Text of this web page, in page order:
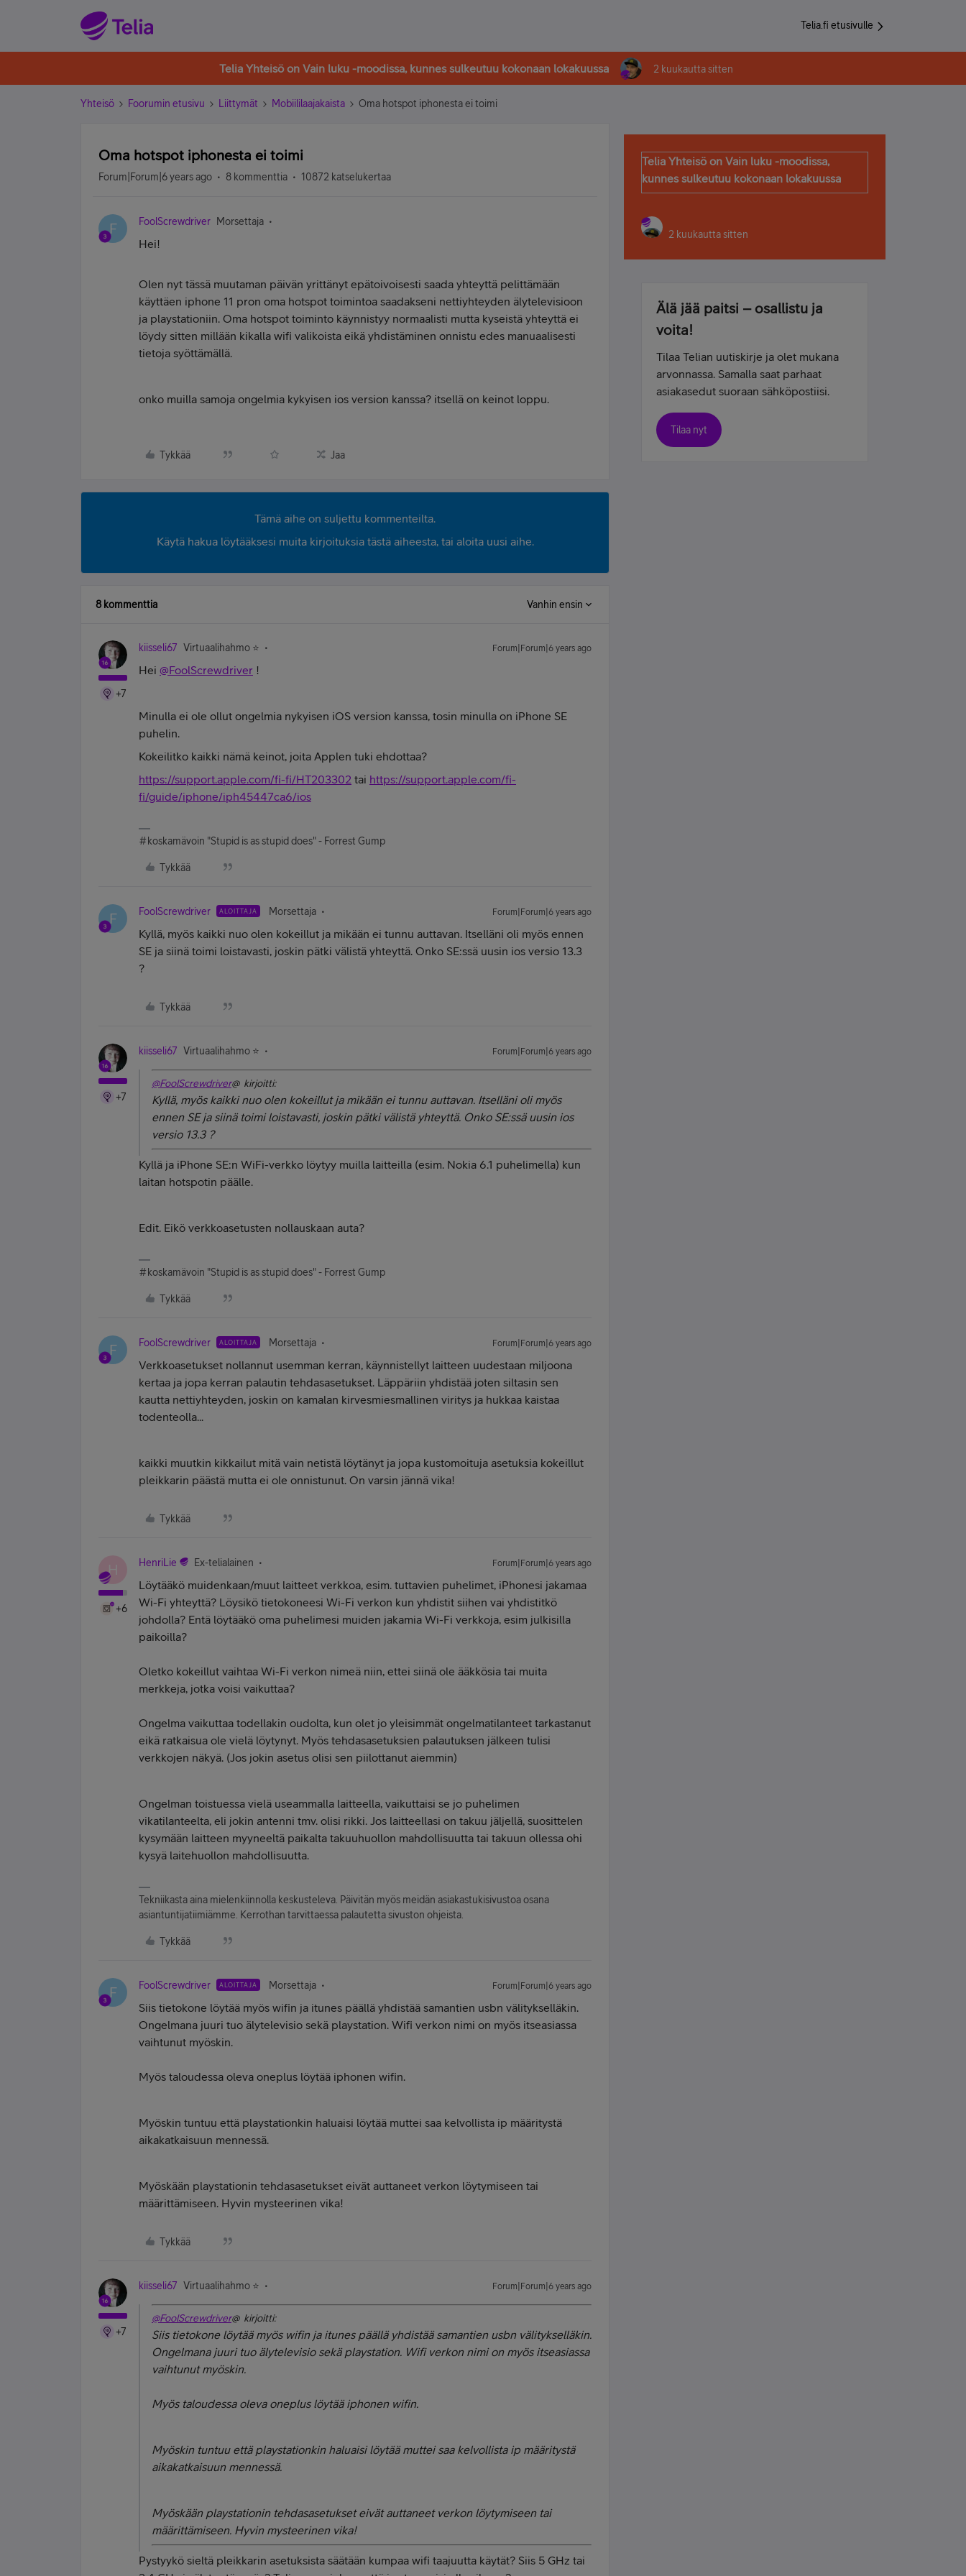
Telia.fi etusivulle
Telia Yhteisö on Vain luku -moodissa, kunnes sulkeutuu kokonaan lokakuussa 2 kuukautta sitten
Yhteisö Foorumin etusivu Liittymät Mobiililaajakaista Oma hotspot iphonesta ei toimi
Oma hotspot iphonesta ei toimi
Forum|Forum|6 years ago 8 kommenttia 10872 katselukertaa
F FoolScrewdriver Morsettaja
Hei!
Olen nyt tässä muutaman päivän yrittänyt epätoivoisesti saada yhteyttä pelittämään
käyttäen iphone 11 pron oma hotspot toimintoa saadakseni nettiyhteyden älytelevisioon
ja playstationiin. Oma hotspot toiminto käynnistyy normaalisti mutta kyseistä yhteyttä ei
löydy sitten millään kikalla wifi valikoista eikä yhdistäminen onnistu edes manuaalisesti
tietoja syöttämällä.
onko muilla samoja ongelmia kykyisen ios version kanssa? itsellä on keinot loppu.
Tykkää Jaa
Tämä aihe on suljettu kommenteilta.
Käytä hakua löytääksesi muita kirjoituksia tästä aiheesta, tai aloita uusi aihe.
8 kommenttia Vanhin ensin
+7
kiisseli67 Virtuaalihahmo ⭐️ Forum|Forum|6 years ago
Hei @FoolScrewdriver !
Minulla ei ole ollut ongelmia nykyisen iOS version kanssa, tosin minulla on iPhone SE
puhelin.
Kokeilitko kaikki nämä keinot, joita Applen tuki ehdottaa?
https://support.apple.com/fi-fi/HT203302 tai https://support.apple.com/fi-
fi/guide/iphone/iph45447ca6/ios
#koskamävoin "Stupid is as stupid does" - Forrest Gump
Tykkää
F FoolScrewdriver ALOITTAJA Morsettaja Forum|Forum|6 years ago
Kyllä, myös kaikki nuo olen kokeillut ja mikään ei tunnu auttavan. Itselläni oli myös ennen
SE ja siinä toimi loistavasti, joskin pätki välistä yhteyttä. Onko SE:ssä uusin ios versio 13.3
?
Tykkää
+7
kiisseli67 Virtuaalihahmo ⭐️ Forum|Forum|6 years ago
@FoolScrewdriver@ kirjoitti:
Kyllä, myös kaikki nuo olen kokeillut ja mikään ei tunnu auttavan. Itselläni oli myös
ennen SE ja siinä toimi loistavasti, joskin pätki välistä yhteyttä. Onko SE:ssä uusin ios
versio 13.3 ?
Kyllä ja iPhone SE:n WiFi-verkko löytyy muilla laitteilla (esim. Nokia 6.1 puhelimella) kun
laitan hotspotin päälle.
Edit. Eikö verkkoasetusten nollauskaan auta?
#koskamävoin "Stupid is as stupid does" - Forrest Gump
Tykkää
F FoolScrewdriver ALOITTAJA Morsettaja Forum|Forum|6 years ago
Verkkoasetukset nollannut usemman kerran, käynnistellyt laitteen uudestaan miljoona
kertaa ja jopa kerran palautin tehdasasetukset. Läppäriin yhdistää joten siltasin sen
kautta nettiyhteyden, joskin on kamalan kirvesmiesmallinen viritys ja hukkaa kaistaa
todenteolla...
kaikki muutkin kikkailut mitä vain netistä löytänyt ja jopa kustomoituja asetuksia kokeillut
pleikkarin päästä mutta ei ole onnistunut. On varsin jännä vika!
Tykkää
H
+6
HenriLie Ex-telialainen Forum|Forum|6 years ago
Löytääkö muidenkaan/muut laitteet verkkoa, esim. tuttavien puhelimet, iPhonesi jakamaa
Wi-Fi yhteyttä? Löysikö tietokoneesi Wi-Fi verkon kun yhdistit siihen vai yhdistitkö
johdolla? Entä löytääkö oma puhelimesi muiden jakamia Wi-Fi verkkoja, esim julkisilla
paikoilla?
Oletko kokeillut vaihtaa Wi-Fi verkon nimeä niin, ettei siinä ole ääkkösia tai muita
merkkeja, jotka voisi vaikuttaa?
Ongelma vaikuttaa todellakin oudolta, kun olet jo yleisimmät ongelmatilanteet tarkastanut
eikä ratkaisua ole vielä löytynyt. Myös tehdasasetuksien palautuksen jälkeen tulisi
verkkojen näkyä. (Jos jokin asetus olisi sen piilottanut aiemmin)
Ongelman toistuessa vielä useammalla laitteella, vaikuttaisi se jo puhelimen
vikatilanteelta, eli jokin antenni tmv. olisi rikki. Jos laitteellasi on takuu jäljellä, suosittelen
kysymään laitteen myyneeltä paikalta takuuhuollon mahdollisuutta tai takuun ollessa ohi
kysyä laitehuollon mahdollisuutta.
Tekniikasta aina mielenkiinnolla keskusteleva. Päivitän myös meidän asiakastukisivustoa osana
asiantuntijatiimiämme. Kerrothan tarvittaessa palautetta sivuston ohjeista.
Tykkää
F FoolScrewdriver ALOITTAJA Morsettaja Forum|Forum|6 years ago
Siis tietokone löytää myös wifin ja itunes päällä yhdistää samantien usbn välitykselläkin.
Ongelmana juuri tuo älytelevisio sekä playstation. Wifi verkon nimi on myös itseasiassa
vaihtunut myöskin.
Myös taloudessa oleva oneplus löytää iphonen wifin.
Myöskin tuntuu että playstationkin haluaisi löytää muttei saa kelvollista ip määritystä
aikakatkaisuun mennessä.
Myöskään playstationin tehdasasetukset eivät auttaneet verkon löytymiseen tai
määrittämiseen. Hyvin mysteerinen vika!
Tykkää
+7
kiisseli67 Virtuaalihahmo ⭐️ Forum|Forum|6 years ago
@FoolScrewdriver@ kirjoitti:
Siis tietokone löytää myös wifin ja itunes päällä yhdistää samantien usbn välitykselläkin.
Ongelmana juuri tuo älytelevisio sekä playstation. Wifi verkon nimi on myös itseasiassa
vaihtunut myöskin.
Myös taloudessa oleva oneplus löytää iphonen wifin.
Myöskin tuntuu että playstationkin haluaisi löytää muttei saa kelvollista ip määritystä
aikakatkaisuun mennessä.
Myöskään playstationin tehdasasetukset eivät auttaneet verkon löytymiseen tai
määrittämiseen. Hyvin mysteerinen vika!
Pystyykö sieltä pleikkarin asetuksista säätään kumpaa wifi taajuutta käytät? Siis 5 GHz tai
Telia Yhteisö on Vain luku -moodissa,
kunnes sulkeutuu kokonaan lokakuussa
2 kuukautta sitten
Älä jää paitsi – osallistu ja
voita!
Tilaa Telian uutiskirje ja olet mukana
arvonnassa. Samalla saat parhaat
asiakasedut suoraan sähköpostiisi.
Tilaa nyt